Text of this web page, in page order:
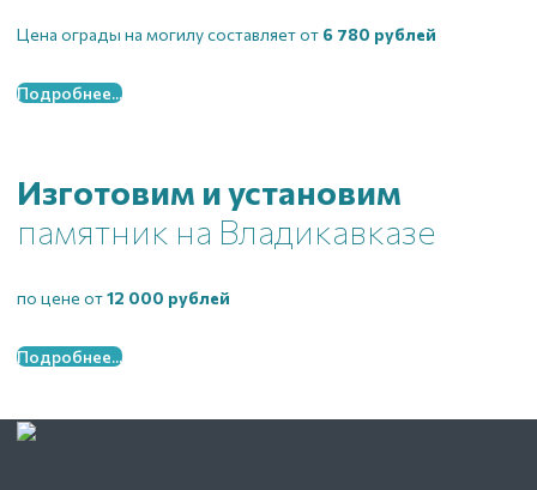
Цена ограды на могилу составляет от 6 780 рублей
Подробнее...
Изготовим и установим
памятник на Владикавказе
по цене от12 000 рублей
Подробнее...